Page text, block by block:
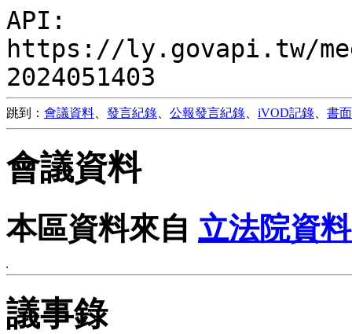
API:
https://ly.govapi.tw/meet/
2024051403
跳到： 會議資料 發言紀錄 公報發言紀錄 iVOD記錄 書
會議資料
本區資料來自 立法院資
議事錄